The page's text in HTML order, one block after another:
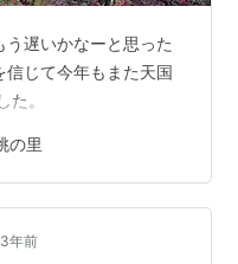
遅いかなーと思った
じて今年もまた天国
。
の里
3年前